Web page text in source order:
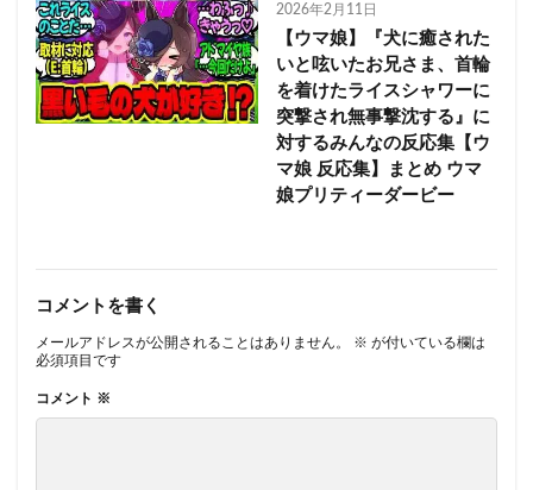
2026年2月11日
【ウマ娘】『犬に癒された
いと呟いたお兄さま、首輪
を着けたライスシャワーに
突撃され無事撃沈する』に
対するみんなの反応集【ウ
マ娘 反応集】まとめ ウマ
娘プリティーダービー
コメントを書く
メールアドレスが公開されることはありません。 ※ が付いている欄は
必須項目です
コメント ※